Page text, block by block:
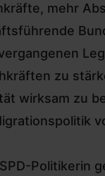
mehr
zu
wirksam zu
Politikerin